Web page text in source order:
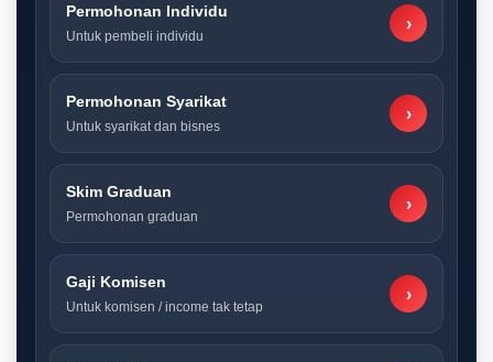
Permohonan Individu
Untuk pembeli individu
›
Permohonan Syarikat
Untuk syarikat dan bisnes
›
Skim Graduan
Permohonan graduan
›
Gaji Komisen
Untuk komisen / income tak tetap
›